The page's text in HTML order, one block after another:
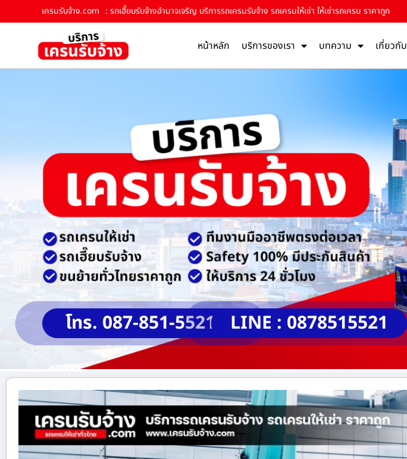
เครนรับจ้าง.com : รถเฮี๊ยบรับจ้างอำนาจเจริญ บริการรถเครนรับจ้าง รถเครนให้เช่า ให้เช่ารถเครน ราคาถูก
หน้าหลัก บริการของเรา บทความ เกี่ยวกับ
โทร. 087-851-5521 LINE : 0878515521